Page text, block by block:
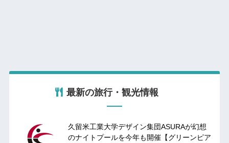
最新の旅行・観光情報
久留米工業大学デザイン集団ASURAが幻想
のナイトプールを今年も開催【グリーンピア